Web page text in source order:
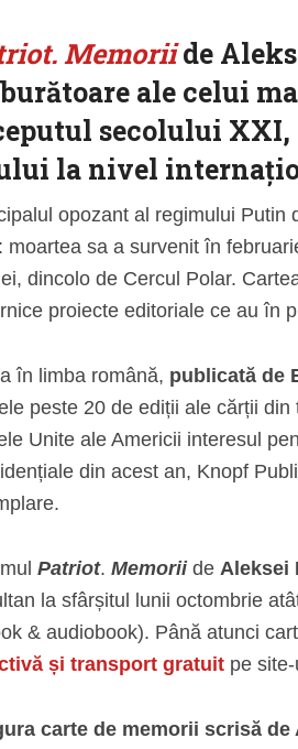
Memorii de
ale celui
secolului XXI,
la nivel
opozant al regimului Putin
moartea sa a survenit în
dincolo de Cercul Polar.
proiecte editoriale ce au în
în limba română, publicată de
peste 20 de ediții ale cărții
Unite ale Americii interesul
din acest an, Knopf
Patriot. Memorii de Aleksei
la sfârșitul lunii octombrie
& audiobook). Până atunci
și transport gratuit pe
carte de memorii scrisă